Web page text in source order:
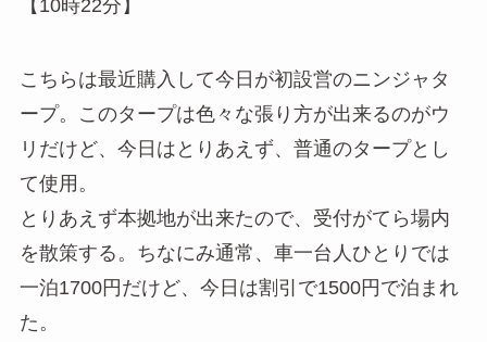
【10時22分】
こちらは最近購入して今日が初設営のニンジャタ
ープ。このタープは色々な張り方が出来るのがウ
リだけど、今日はとりあえず、普通のタープとし
て使用。
とりあえず本拠地が出来たので、受付がてら場内
を散策する。ちなにみ通常、車一台人ひとりでは
一泊1700円だけど、今日は割引で1500円で泊まれ
た。